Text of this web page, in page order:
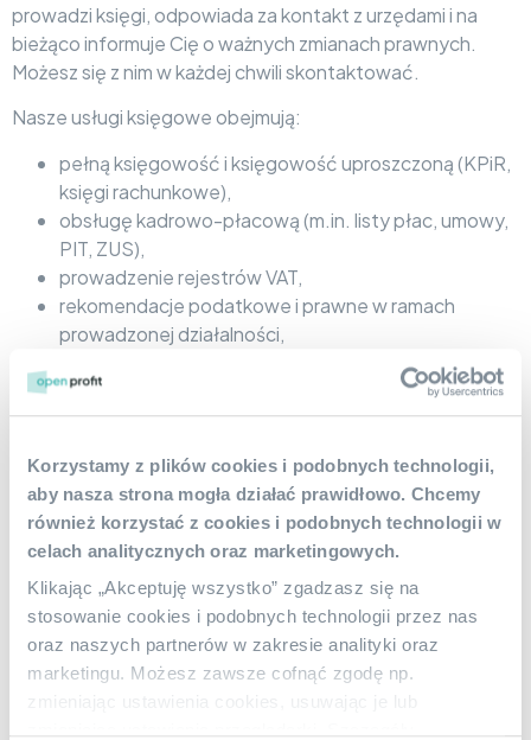
Korzystamy z plików cookies i podobnych technologii,
aby nasza strona mogła działać prawidłowo. Chcemy
również korzystać z cookies i podobnych technologii w
celach analitycznych oraz marketingowych.
Klikając „Akceptuję wszystko” zgadzasz się na
stosowanie cookies i podobnych technologii przez nas
oraz naszych partnerów w zakresie analityki oraz
marketingu. Możesz zawsze cofnąć zgodę np.
prowadzi księgi, odpowiada za kontakt z urzędami i na
bieżąco informuje Cię o ważnych zmianach prawnych.
Możesz się z nim w każdej chwili skontaktować.
Nasze usługi księgowe obejmują:
pełną księgowość i księgowość uproszczoną (KPiR,
księgi rachunkowe),
obsługę kadrowo-płacową (m.in. listy płac, umowy,
PIT, ZUS),
prowadzenie rejestrów VAT,
rekomendacje podatkowe i prawne w ramach
prowadzonej działalności,
stały kontakt z indywidualnym opiekunem i
przesyłanie dokumentów online (przez Dropbox).
klientów – zapewniając realne wsparcie, szybką reakcję i
indywidualne podejście do potrzeb.
Sprawdź, jak działa zdalna księgowość dla
przedsiębiorców z lubuskiego
Jeśli chcesz prowadzić firmę bez stresu związanego z
księgowością, skorzystaj z naszej oferty. Wystarczy jedno
spotkanie online, by dowiedzieć się, jak wygląda